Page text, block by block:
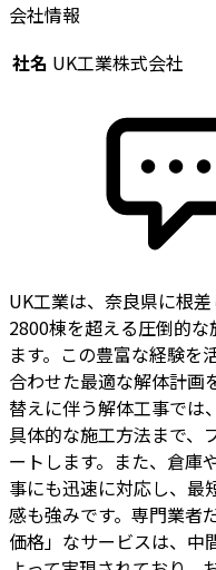
会社情報
社名 UK工業株式会社
UK工業は、奈良県に根差
2800棟を超える圧倒的
ます。この豊富な経験を
合わせた最適な解体計画
替えに伴う解体工事では
具体的な施工方法まで、
ートします。また、倉庫
事にも迅速に対応し、最
感も強みです。専門業者
価格」なサービスは、中